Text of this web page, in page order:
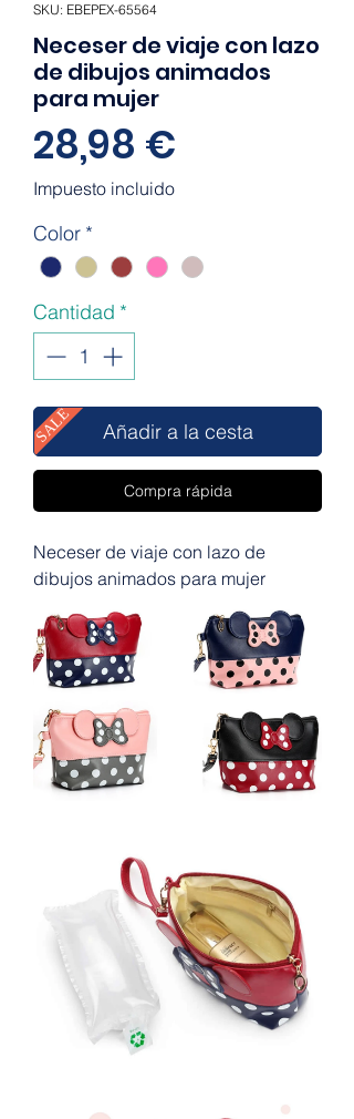
SKU: EBEPEX-65564
Neceser de viaje con lazo
de dibujos animados
para mujer
28,98 €
Impuesto incluido
Color *
Cantidad *
Añadir a la cesta
SALE
Compra rápida
Neceser de viaje con lazo de
dibujos animados para mujer